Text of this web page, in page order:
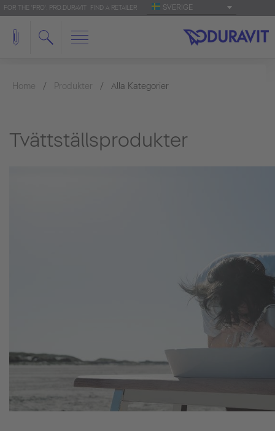
FOR THE 'PRO': PRO.DURAVIT FIND A RETAILER SVERIGE
Home Produkter Alla Kategorier
Tvättställsprodukter